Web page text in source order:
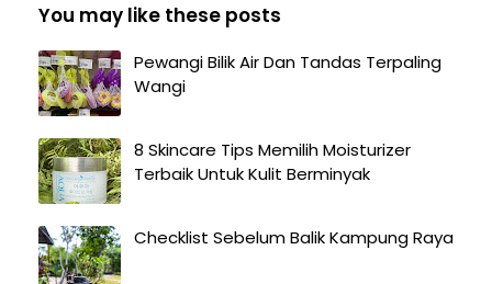
You may like these posts
Pewangi Bilik Air Dan Tandas Terpaling
Wangi
8 Skincare Tips Memilih Moisturizer
Terbaik Untuk Kulit Berminyak
Checklist Sebelum Balik Kampung Raya